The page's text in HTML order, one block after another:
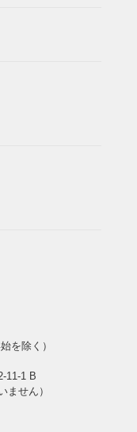
を除く）
11-1 B
ません）